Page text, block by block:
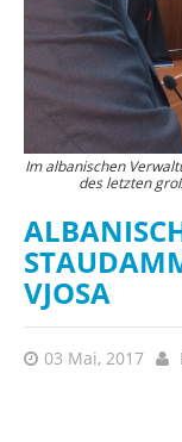
Im albanischen
des letzten
VJOSA
03 Mai, 2017